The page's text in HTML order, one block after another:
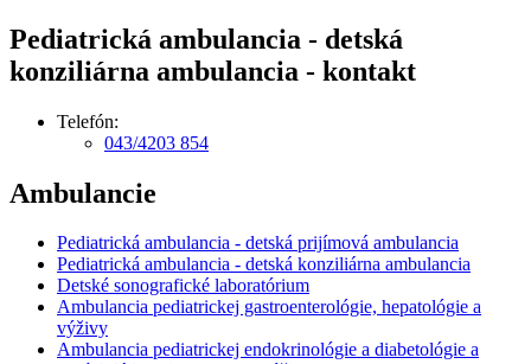
Pediatrická ambulancia - detská
konziliárna ambulancia - kontakt
Telefón:
043/4203 854
Ambulancie
Pediatrická ambulancia - detská prijímová ambulancia
Pediatrická ambulancia - detská konziliárna ambulancia
Detské sonografické laboratórium
Ambulancia pediatrickej gastroenterológie, hepatológie a
výživy
Ambulancia pediatrickej endokrinológie a diabetológie a